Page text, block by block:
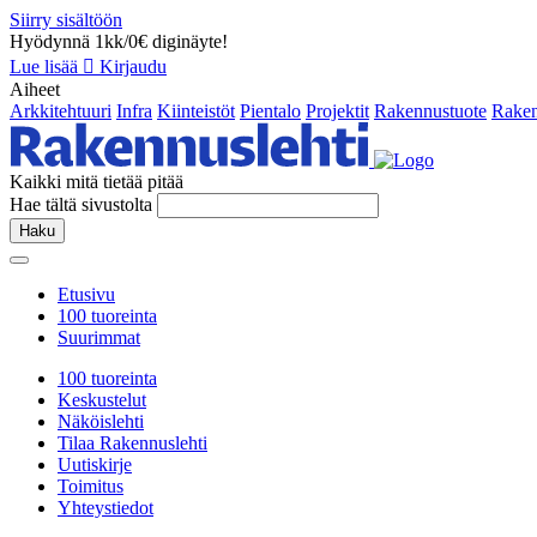
Siirry sisältöön
Hyödynnä 1kk/0€ diginäyte!
Lue lisää
Kirjaudu
Aiheet
Arkkitehtuuri Infra Kiinteistöt Pientalo Projektit Rakennustuote
Kaikki mitä tietää pitää
Hae tältä sivustolta
Haku
Etusivu
100 tuoreinta
Suurimmat
100 tuoreinta
Keskustelut
Näköislehti
Tilaa Rakennuslehti
Uutiskirje
Toimitus
Yhteystiedot